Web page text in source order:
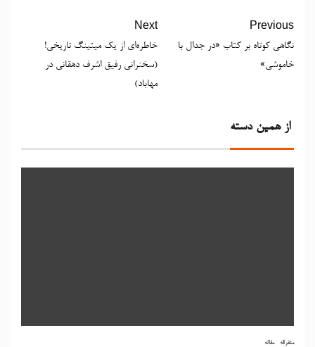
Previous
نگاهی کوتاه بر کتاب «در جدال با
خاموشی»
Next
خاطره‌ای از یك میتینگ تاریخی!
(سخنرانی رفیق اشرف دهقانی در
مهاباد)
از همین دسته
متفرقه مقاله